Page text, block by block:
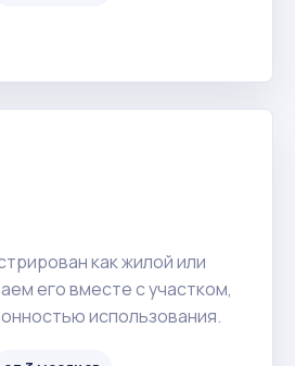
как жилой или
его вместе с участком,
использования.